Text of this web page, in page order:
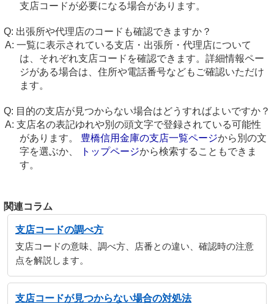
支店コードが必要になる場合があります。
出張所や代理店のコードも確認できますか？
一覧に表示されている支店・出張所・代理店について
は、それぞれ支店コードを確認できます。詳細情報ペー
ジがある場合は、住所や電話番号などもご確認いただけ
ます。
目的の支店が見つからない場合はどうすればよいですか？
支店名の表記ゆれや別の頭文字で登録されている可能性
があります。 豊橋信用金庫の支店一覧ページから別の文
字を選ぶか、
トップページから検索することもできま
す。
関連コラム
支店コードの調べ方
支店コードの意味、調べ方、店番との違い、確認時の注意
点を解説します。
支店コードが見つからない場合の対処法